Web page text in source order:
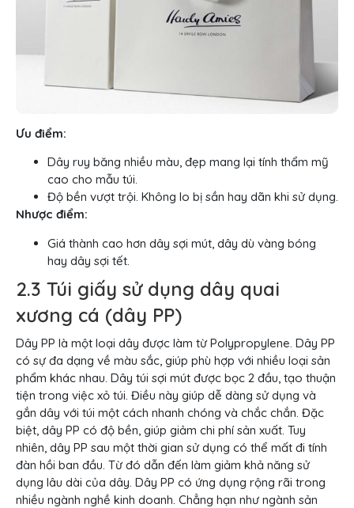
Ưu điểm:
Dây ruy băng nhiều màu, đẹp mang lại tính thẩm mỹ
cao cho mẫu túi.
Độ bền vượt trội. ​Không lo bị sần hay dãn khi sử dụng.
Nhược điểm:
Giá thành cao hơn dây sợi mút, dây dù vàng bóng
hay dây sợi tết.
2.3 Túi giấy sử dụng dây quai
xương cá (dây PP)
Dây PP là một loại dây được làm từ Polypropylene. Dây PP
có sự đa dạng về màu sắc, giúp phù hợp với nhiều loại sản
phẩm khác nhau. Dây túi sợi mút được bọc 2 đầu, tạo thuận
tiện trong việc xỏ túi. Điều này giúp dễ dàng sử dụng và
gắn dây với túi một cách nhanh chóng và chắc chắn. Đặc
biệt, dây PP có độ bền, giúp giảm chi phí sản xuất. Tuy
nhiên, dây PP sau một thời gian sử dụng có thể mất đi tính
đàn hồi ban đầu. Từ đó dẫn đến làm giảm khả năng sử
dụng lâu dài của dây. Dây PP có ứng dụng rộng rãi trong
nhiều ngành nghề kinh doanh. Chẳng hạn như ngành sản